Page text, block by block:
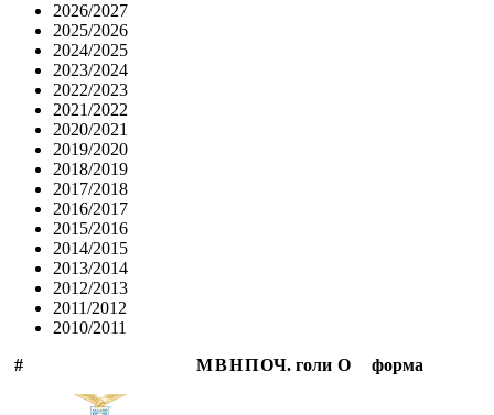
2026/2027
2025/2026
2024/2025
2023/2024
2022/2023
2021/2022
2020/2021
2019/2020
2018/2019
2017/2018
2016/2017
2015/2016
2014/2015
2013/2014
2012/2013
2011/2012
2010/2011
#
МВНПОЧ. голи О форма